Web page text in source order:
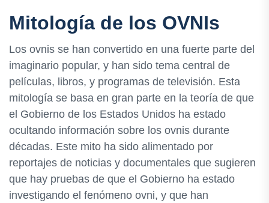
Mitología de los OVNIs
Los ovnis se han convertido en una fuerte parte del
imaginario popular, y han sido tema central de
películas, libros, y programas de televisión. Esta
mitología se basa en gran parte en la teoría de que
el Gobierno de los Estados Unidos ha estado
ocultando información sobre los ovnis durante
décadas. Este mito ha sido alimentado por
reportajes de noticias y documentales que sugieren
que hay pruebas de que el Gobierno ha estado
investigando el fenómeno ovni, y que han